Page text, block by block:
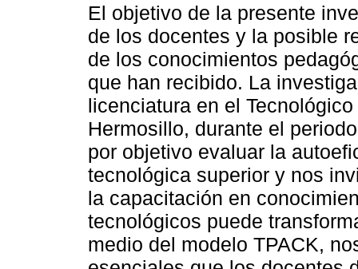
El objetivo de la presente
de los docentes y la posible
de los conocimientos
que han recibido. La
licenciatura en el
Hermosillo, durante el
por objetivo evaluar la
tecnológica superior y nos
la capacitación en
tecnológicos puede
medio del modelo TPACK,